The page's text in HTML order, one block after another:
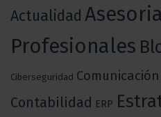
Actualidad
Profesionales
Ciberseguridad Comunicación
Contabilidad ERP